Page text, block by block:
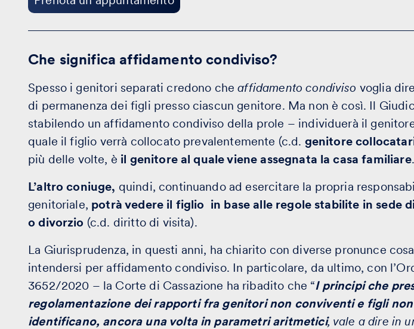
Che significa affidamento condiviso?
Spesso i genitori separati credono cheaffidamento condiviso voglia
di permanenza dei figli presso ciascun genitore. Ma non è così. Il
stabilendo un affidamento condiviso della prole – individuerà il
quale il figlio verrà collocato prevalentemente (c.d. genitore
più delle volte, è il genitore al quale viene assegnata la casa familiare.
L’altro coniuge, quindi, continuando ad esercitare la propria
genitoriale, potrà vedere il figlio in base alle regole stabilite in sede
o divorzio (c.d. diritto di visita).
La Giurisprudenza, in questi anni, ha chiarito con diverse pronunce
intendersi per affidamento condiviso. In particolare, da ultimo, con
3652/2020 – la Corte di Cassazione ha ribadito che “I principi che
regolamentazione dei rapporti fra genitori non conviventi e figli
identificano, ancora una volta in parametri aritmetici, vale a dire in